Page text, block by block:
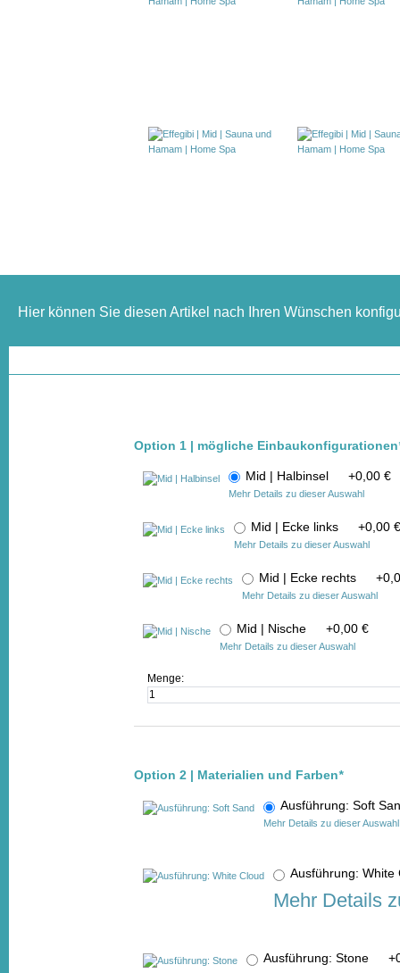
Hier können Sie diesen Artikel nach Ihren Wünschen
Option 1 | mögliche Einbaukonfigurationen
Mid | Halbinsel +0,00 €
Mehr Details zu dieser Auswahl
Mid | Ecke links +0,00 €
Mehr Details zu dieser Auswahl
Mid | Ecke rechts +
Mehr Details zu dieser Auswahl
Mid | Nische +0,00 €
Mehr Details zu dieser Auswahl
Menge:
Option 2 | Materialien und Farben*
Ausführung: Soft
Mehr Details zu dieser Auswahl
Ausführung:
Mehr Details
Ausführung: Stone +